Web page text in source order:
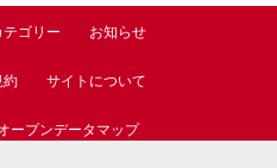
テゴリー お知らせ
約 サイトについて
ープンデータマップ